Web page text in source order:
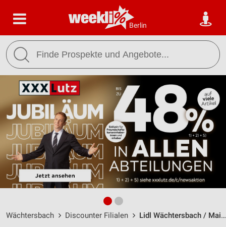
Berlin
Wächtersbach Discounter Filialen Lidl Wächtersbach / Main-Kinzig-Str. 32 - Öffnungszeiten & Adresse